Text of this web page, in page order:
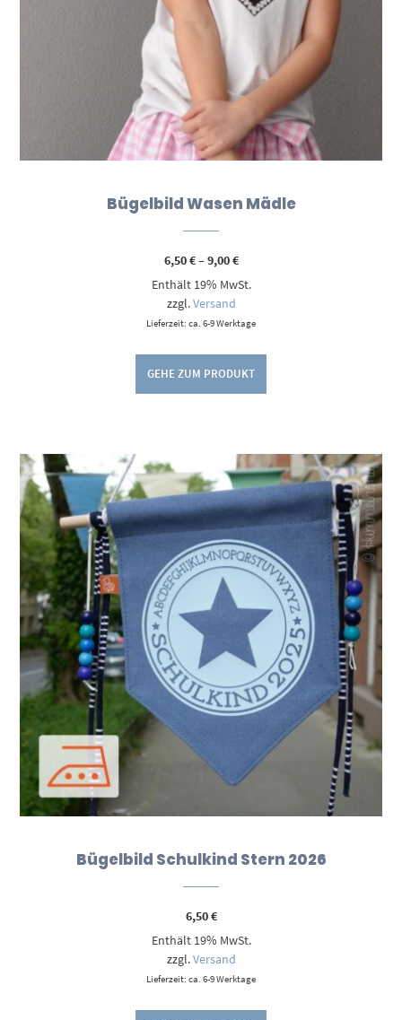
Bügelbild Wasen Mädle
6,50€–9,00€Preisspanne:
bis
Enthält 19% MwSt.
zzgl.Versand
Lieferzeit: ca. 6-9 Werktage
GEHE ZUM PRODUKT
Bügelbild Schulkind Stern 2026
6,50€
Enthält 19% MwSt.
zzgl.Versand
Lieferzeit: ca. 6-9 Werktage